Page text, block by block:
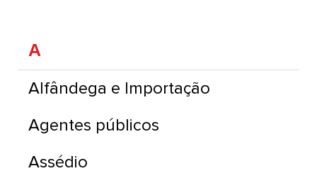
A
Alfândega e Importação
Agentes públicos
Assédio